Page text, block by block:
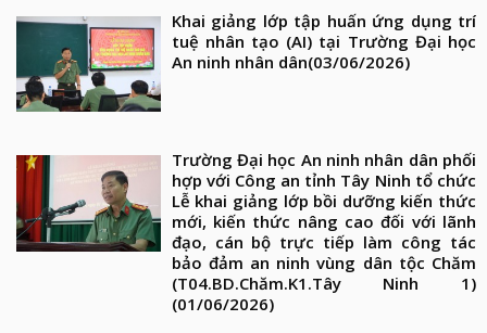
Khai giảng lớp tập huấn ứng dụng trí
tuệ nhân tạo (AI) tại Trường Đại học
An ninh nhân dân(03/06/2026)
Trường Đại học An ninh nhân dân phối
hợp với Công an tỉnh Tây Ninh tổ chức
Lễ khai giảng lớp bồi dưỡng kiến thức
mới, kiến thức nâng cao đối với lãnh
đạo, cán bộ trực tiếp làm công tác
bảo đảm an ninh vùng dân tộc Chăm
(T04.BD.Chăm.K1.Tây Ninh 1)
(01/06/2026)